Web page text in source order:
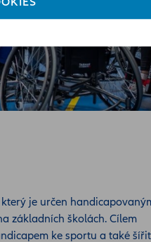
je určen
základních školách. Cílem
ke sportu a také šířit